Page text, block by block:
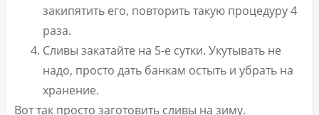
закипятить его, повторить такую процедуру 4
раза.
Сливы закатайте на 5-е сутки. Укутывать не
надо, просто дать банкам остыть и убрать на
хранение.
Вот так просто заготовить сливы на зиму.